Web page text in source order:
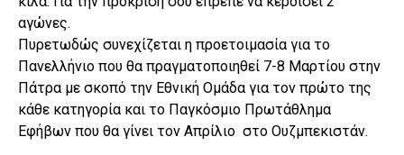
αγώνες.
Πυρετωδώς συνεχίζεται η προετοιμασία για το
Πανελλήνιο που θα πραγματοποιηθεί 7-8 Μαρτίου στην
Πάτρα με σκοπό την Εθνική Ομάδα για τον πρώτο της
κάθε κατηγορία και το Παγκόσμιο Πρωτάθλημα
Εφήβων που θα γίνει τον Απρίλιο στο Ουζμπεκιστάν.